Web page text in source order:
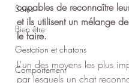
Soins
Bien être
Gestation et chatons
Comportement
capables de reconnaître
et ils utilisent un mélange
le faire.
L'un des moyens les plus
par lesquels un chat